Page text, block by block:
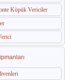
Köpük Vericiler